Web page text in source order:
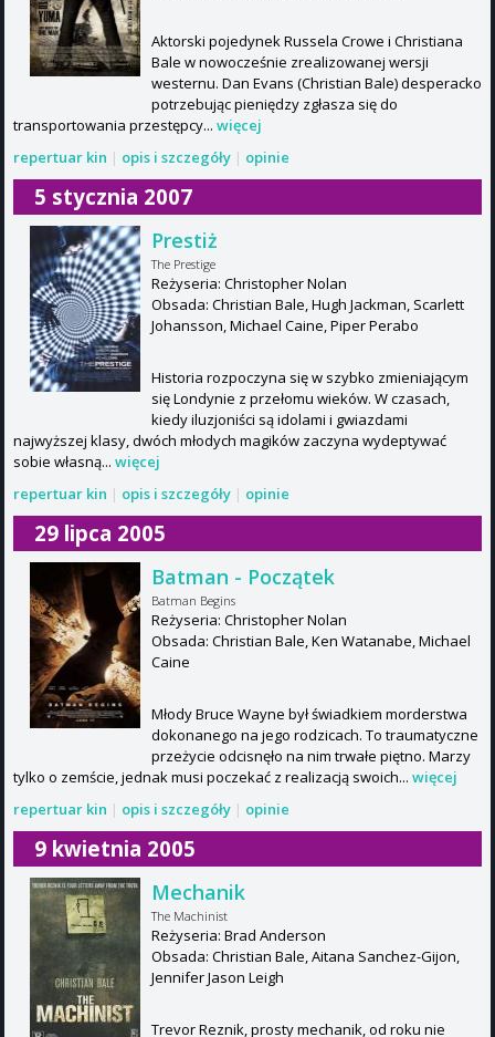
Aktorski pojedynek Russela Crowe i Christiana
Bale w nowocześnie zrealizowanej wersji
westernu. Dan Evans (Christian Bale) desperacko
potrzebując pieniędzy zgłasza się do
transportowania przestępcy... więcej
repertuar kin | opis i szczegóły | opinie
5 stycznia 2007
Prestiż
The Prestige
Reżyseria: Christopher Nolan
Obsada: Christian Bale, Hugh Jackman, Scarlett
Johansson, Michael Caine, Piper Perabo
Historia rozpoczyna się w szybko zmieniającym
się Londynie z przełomu wieków. W czasach,
kiedy iluzjoniści są idolami i gwiazdami
najwyższej klasy, dwóch młodych magików zaczyna wydeptywać
sobie własną... więcej
repertuar kin | opis i szczegóły | opinie
29 lipca 2005
Batman - Początek
Batman Begins
Reżyseria: Christopher Nolan
Obsada: Christian Bale, Ken Watanabe, Michael
Caine
Młody Bruce Wayne był świadkiem morderstwa
dokonanego na jego rodzicach. To traumatyczne
przeżycie odcisnęło na nim trwałe piętno. Marzy
tylko o zemście, jednak musi poczekać z realizacją swoich... więcej
repertuar kin | opis i szczegóły | opinie
9 kwietnia 2005
Mechanik
The Machinist
Reżyseria: Brad Anderson
Obsada: Christian Bale, Aitana Sanchez-Gijon,
Jennifer Jason Leigh
Trevor Reznik, prosty mechanik, od roku nie